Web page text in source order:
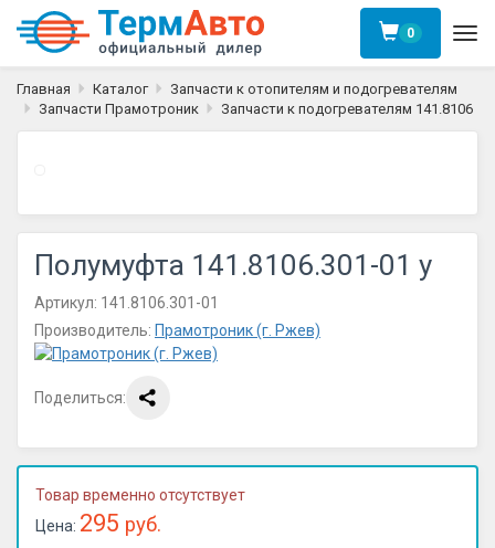
0
Главная Каталог
Запчасти к отопителям и подогревателям
Запчасти Прамотроник
Запчасти к подогревателям 141.8106
Полумуфта 141.8106.301-01 у
Артикул: 141.8106.301-01
Производитель: Прамотроник (г. Ржев)
Поделиться:
Товар временно отсутствует
Цена: 295 руб.